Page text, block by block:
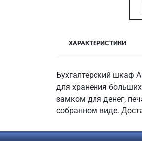
ХАРАКТЕРИСТИКИ
Бухгалтерский шкаф
для хранения
замком для денег,
собранном виде.